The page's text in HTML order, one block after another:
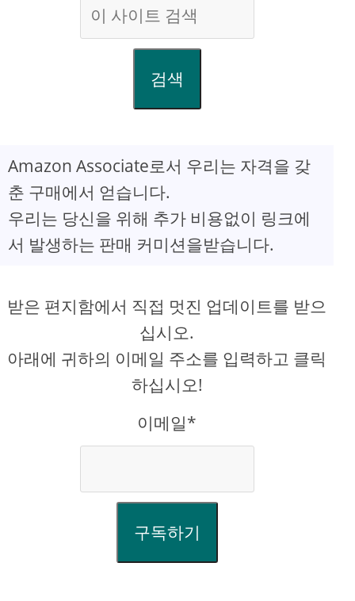
검색
Amazon Associate로서 우리는 자격을 갖
춘 구매에서 얻습니다.
우리는 당신을 위해 추가 비용없이 링크에
서 발생하는 판매 커미션을받습니다.
받은 편지함에서 직접 멋진 업데이트를 받으
십시오.
아래에 귀하의 이메일 주소를 입력하고 클릭
하십시오!
이메일*
구독하기